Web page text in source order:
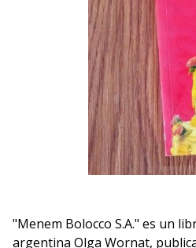
"Menem Bolocco S.A." es un
argentina Olga Wornat,